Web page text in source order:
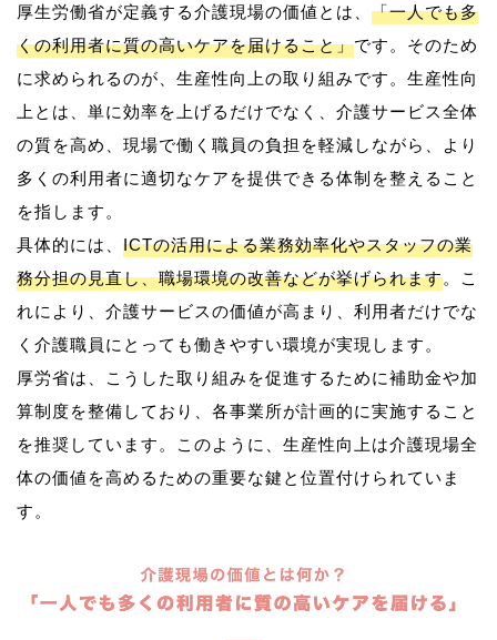
厚生労働省が定義する介護現場の価値とは、 「一人でも多
くの利用者に質の高いケアを届けること」です。そのため
に求められるのが、生産性向上の取り組みです。生産性向
上とは、単に効率を上げるだけでなく、介護サービス全体
の質を高め、現場で働く職員の負担を軽減しながら、より
多くの利用者に適切なケアを提供できる体制を整えること
を指します。
具体的には、 ICTの活用による業務効率化やスタッフの業
務分担の見直し、職場環境の改善などが挙げられます。こ
れにより、介護サービスの価値が高まり、利用者だけでな
く介護職員にとっても働きやすい環境が実現します。
厚労省は、こうした取り組みを促進するために補助金や加
算制度を整備しており、各事業所が計画的に実施すること
を推奨しています。このように、生産性向上は介護現場全
体の価値を高めるための重要な鍵と位置付けられていま